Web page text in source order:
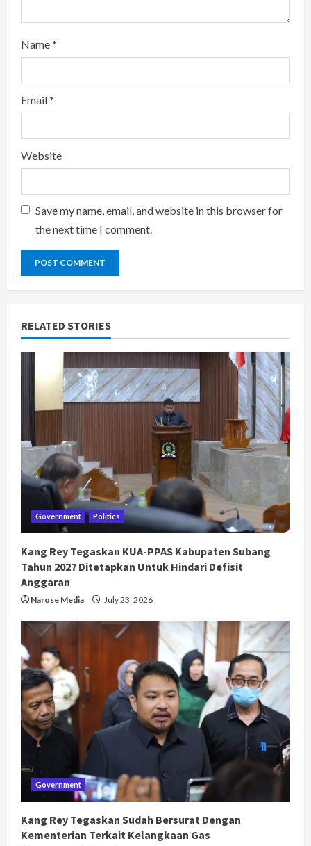
Name*
Email*
Website
Save my name, email, and website in this browser for
the next time I comment.
RELATED STORIES
Government Politics
Kang Rey Tegaskan KUA-PPAS Kabupaten Subang
Tahun 2027 Ditetapkan Untuk Hindari Defisit
Anggaran
Narose Media July 23, 2026
Government
Kang Rey Tegaskan Sudah Bersurat Dengan
Kementerian Terkait Kelangkaan Gas